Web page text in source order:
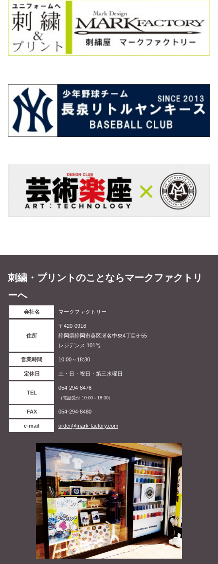
刺繍・プリントのことならマークファクトリ
ーへ
会社名 マークファクトリー
住所
〒420-0916
静岡県静岡市葵区瀬名中央4丁目6-55
レジデンス 101号
営業時間 10:00～18:30
定休日 土・日・祝日・第三水曜日
TEL
054-294-8476
（電話受付 10:00～18:00）
FAX 054-294-8480
e-mail order@mark-factory.com